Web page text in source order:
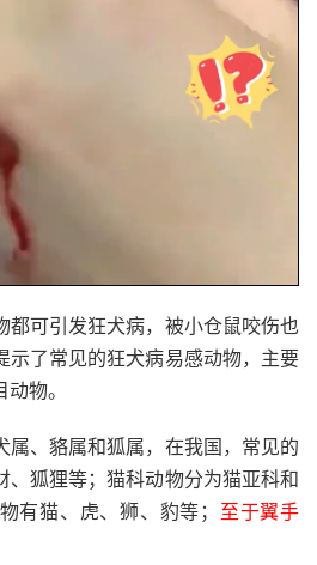
都可引发狂犬病，被小仓鼠咬伤也
示了常见的狂犬病易感动物，主要
物。
属、貉属和狐属，在我国，常见的
、狐狸等；猫科动物分为猫亚科和
有猫、虎、狮、豹等； 至于翼手